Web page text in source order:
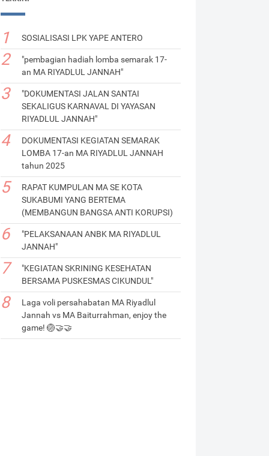
SOSIALISASI LPK YAPE ANTERO
"pembagian hadiah lomba semarak 17-
an MA RIYADLUL JANNAH"
"DOKUMENTASI JALAN SANTAI
SEKALIGUS KARNAVAL DI YAYASAN
RIYADLUL JANNAH"
DOKUMENTASI KEGIATAN SEMARAK
LOMBA 17-an MA RIYADLUL JANNAH
tahun 2025
RAPAT KUMPULAN MA SE KOTA
SUKABUMI YANG BERTEMA
(MEMBANGUN BANGSA ANTI KORUPSI)
"PELAKSANAAN ANBK MA RIYADLUL
JANNAH"
"KEGIATAN SKRINING KESEHATAN
BERSAMA PUSKESMAS CIKUNDUL"
Laga voli persahabatan MA Riyadlul
Jannah vs MA Baiturrahman, enjoy the
game! 🏐🤝🤝